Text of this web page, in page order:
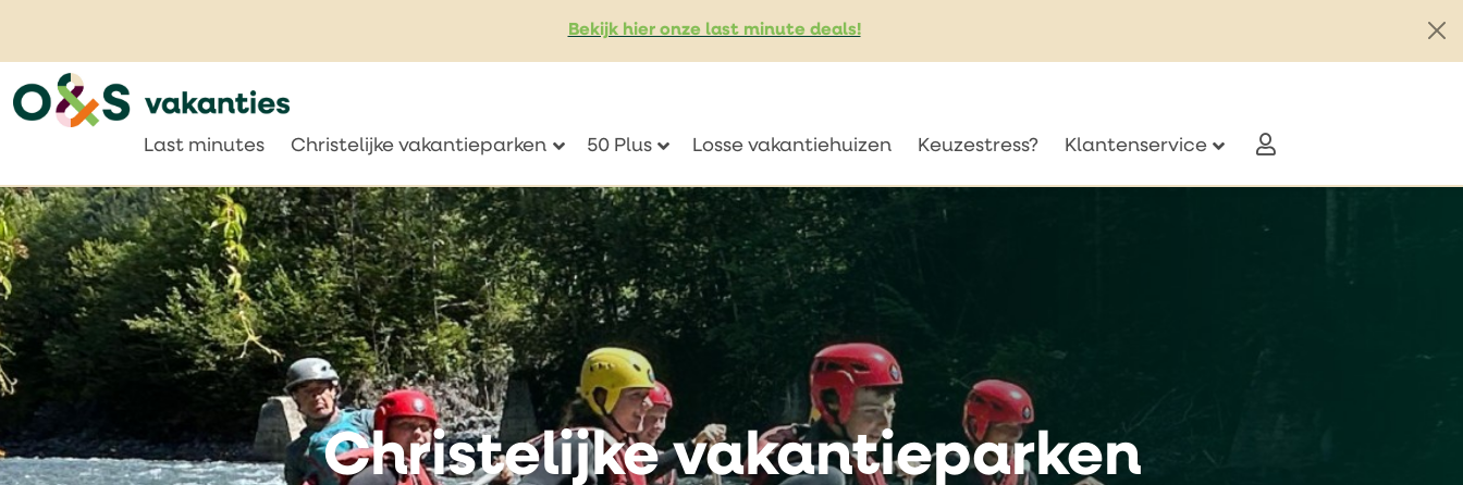
Bekijk hier onze last minute deals!
Last minutes Christelijke vakantieparken 50 Plus Losse vakantiehuizen Keuzestress? Klantenservice
Christelijke vakantieparken